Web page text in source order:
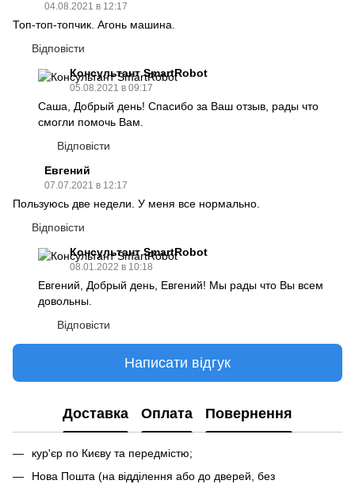
04.08.2021 в 12:17
Топ-топ-топчик. Агонь машина.
Відповісти
Консультант SmartRobot
05.08.2021 в 09:17
Саша, Добрый день! Спасибо за Ваш отзыв, рады что
смогли помочь Вам.
Відповісти
Евгений
07.07.2021 в 12:17
Пользуюсь две недели. У меня все нормально.
Відповісти
Консультант SmartRobot
08.01.2022 в 10:18
Евгений, Добрый день, Евгений! Мы рады что Вы всем
довольны.
Відповісти
Написати відгук
Доставка Оплата Повернення
кур'єр по Києву та передмістю;
Нова Пошта (на відділення або до дверей, без